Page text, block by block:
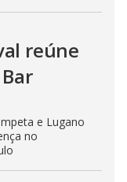
reúne
e Lugano
no